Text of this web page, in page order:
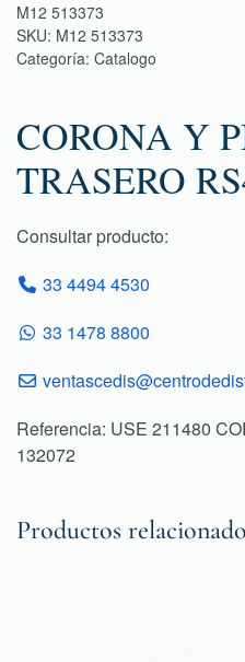
M12 513373
SKU: M12 513373
Categoría: Catalogo
CORONA Y
TRASERO
Consultar producto:
33 4494 4530
33 1478 8800
Referencia: USE 211480
132072
Productos